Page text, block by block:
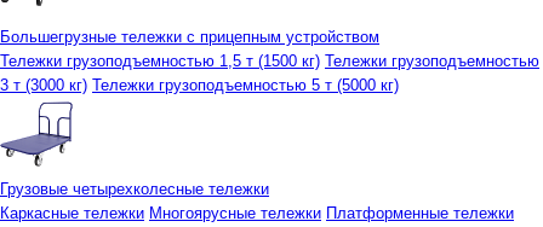
Большегрузные тележки с прицепным устройством
Тележки грузоподъемностью 1,5 т (1500 кг) Тележки грузоподъемностью
3 т (3000 кг) Тележки грузоподъемностью 5 т (5000 кг)
Грузовые четырехколесные тележки
Каркасные тележки Многоярусные тележки Платформенные тележки